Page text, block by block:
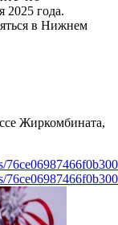
2025 года.
в Нижнем
Жиркомбината,